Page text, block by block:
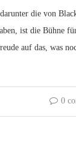
die von
ist die Bühne
auf das, was
0